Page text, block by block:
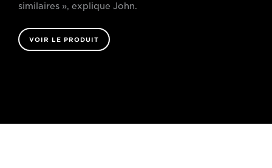
similaires », explique John.
VOIR LE PRODUIT